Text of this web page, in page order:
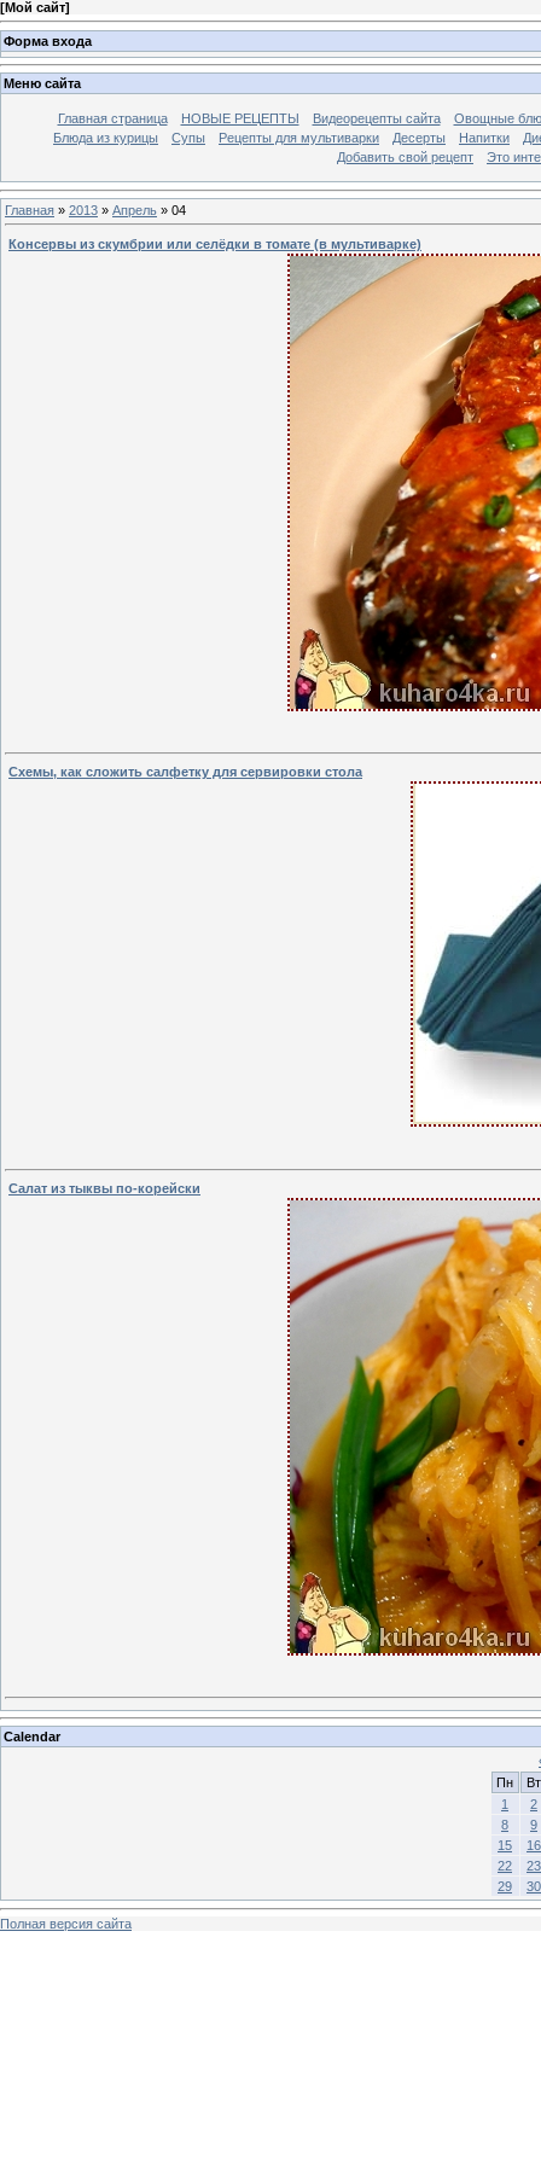
[Мой сайт]
Форма входа
Меню сайта
Главная страница НОВЫЕ РЕЦЕПТЫ Видеорецепты сайта
Овощные
Блюда из курицы
Супы Рецепты для мультиварки Десерты Напитки
Добавить свой рецепт
Это
Главная » 2013 » Апрель » 04
Консервы из скумбрии или селёдки в томате (в мультиварке)
Схемы, как сложить салфетку для сервировки стола
Салат из тыквы по-корейски
Calendar
Пн
Вт
1
2
8
9
15
16
22
23
29
30
Полная версия сайта